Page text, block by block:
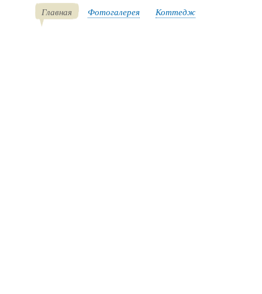
Главная Фотогалерея Коттедж